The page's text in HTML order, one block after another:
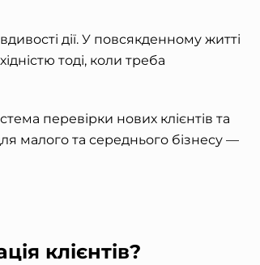
дії. У повсякденному житті
тоді, коли треба
перевірки нових клієнтів та
малого та середнього бізнесу —
клієнтів?